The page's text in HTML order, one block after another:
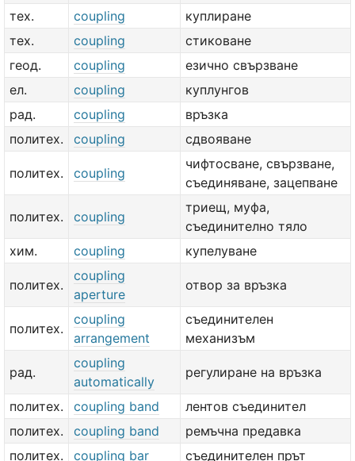
тех.
coupling
куплиране
тех.
coupling
стиковане
геод.
coupling
езично свързване
ел.
coupling
куплунгов
рад.
coupling
връзка
политех.
coupling сдвояване
политех. coupling
чифтосване, свързване,
съединяване, зацепване
политех. coupling
триещ, муфа,
съединително тяло
хим.
coupling купелуване
политех.
coupling
aperture
отвор за връзка
политех.
coupling
arrangement
съединителен
механизъм
рад.
coupling
automatically
регулиране на връзка
политех. coupling band
лентов съединител
политех.
coupling band
ремъчна предавка
политех.
coupling bar
съединителен прът